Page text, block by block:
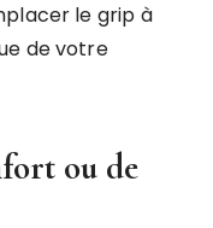
le grip à
de votre
ou de